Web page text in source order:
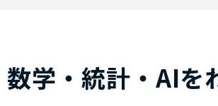
数学講座マップ和からジュニア
（小・中学生）
学・統計・AI